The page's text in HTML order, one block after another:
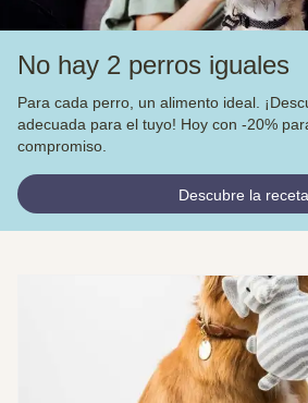
No hay 2 perros iguales
Para cada perro, un alimento ideal.
adecuada para el tuyo! Hoy con -20%
compromiso.
Descubre la receta